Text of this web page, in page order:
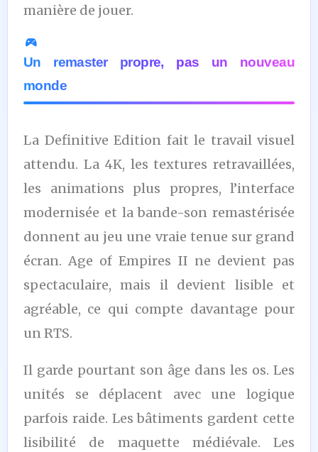
manière de jouer.
Un remaster propre, pas un nouveau
monde
La Definitive Edition fait le travail visuel
attendu. La 4K, les textures retravaillées,
les animations plus propres, l’interface
modernisée et la bande-son remastérisée
donnent au jeu une vraie tenue sur grand
écran. Age of Empires II ne devient pas
spectaculaire, mais il devient lisible et
agréable, ce qui compte davantage pour
un RTS.
Il garde pourtant son âge dans les os. Les
unités se déplacent avec une logique
parfois raide. Les bâtiments gardent cette
lisibilité de maquette médiévale. Les